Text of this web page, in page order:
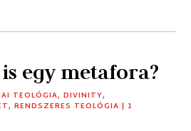
egy metafora?
TEOLÓGIA,DIVINITY,
,RENDSZERES TEOLÓGIA | 1